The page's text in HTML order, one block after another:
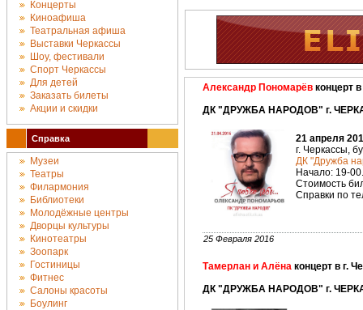
Концерты
Киноафиша
Театральная афиша
Выставки Черкассы
Шоу, фестивали
Спорт Черкассы
Для детей
Заказать билеты
Акции и скидки
Справка
Музеи
Театры
Филармония
Библиотеки
Молодёжные центры
Дворцы культуры
Кинотеатры
Зоопарк
Гостиницы
Фитнес
Салоны красоты
Боулинг
Александр Пономарёвконцерт в
ДК "ДРУЖБА НАРОДОВ" г.
21 апреля
г. Черкассы,
ДК "Дружба
Начало: 19-00.
Стоимость
Справки по
25 Февраля 2016
Тамерлан и Алёнаконцерт в г.
ДК "ДРУЖБА НАРОДОВ" г.